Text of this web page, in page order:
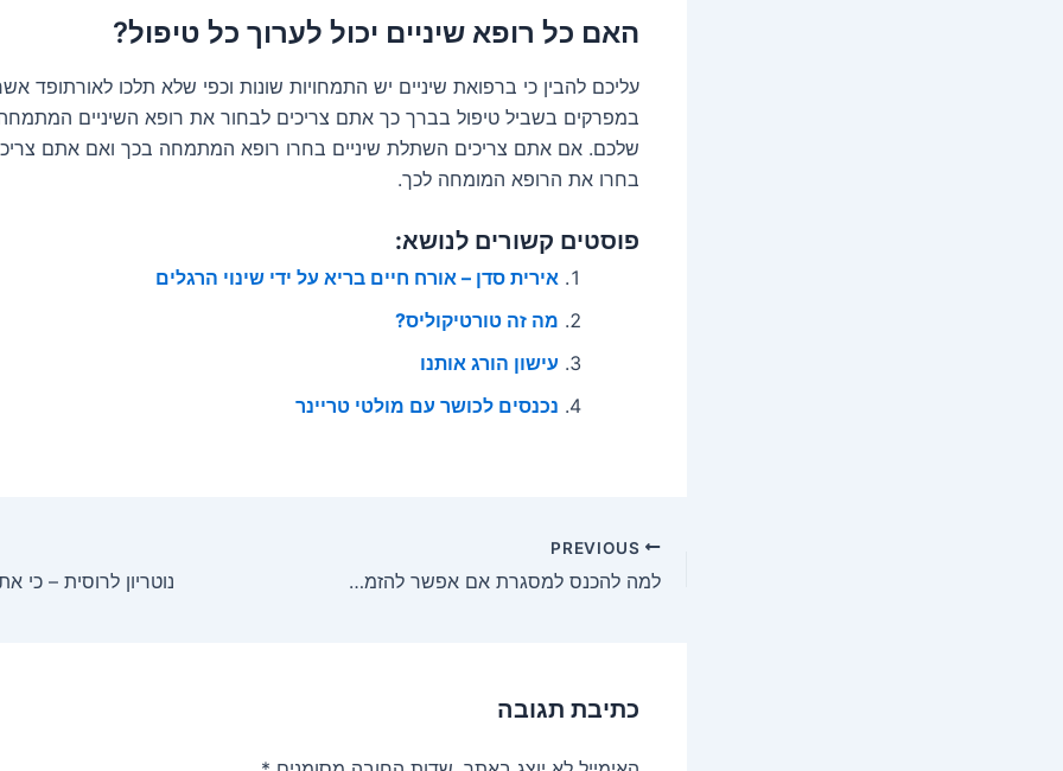
האם כל רופא שיניים יכול לערוך כל טיפול?
עליכם להבין כי ברפואת שיניים יש התמחויות שונות וכפי שלא תלכו לאורתופד
במפרקים בשביל טיפול בברך כך אתם צריכים לבחור את רופא השיניים
שלכם. אם אתם צריכים השתלת שיניים בחרו רופא המתמחה בכך ואם אתם
בחרו את הרופא המומחה לכך.
פוסטים קשורים לנושא:
אירית סדן – אורח חיים בריא על ידי שינוי הרגלים
מה זה טורטיקוליס?
עישון הורג אותנו
נכנסים לכושר עם מולטי טריינר
Post
navigation
למה להכנס למסגרת אם אפשר להזמין רהיטים בהתאמה אישית נוטריון לרוסית – כי
כתיבת תגובה